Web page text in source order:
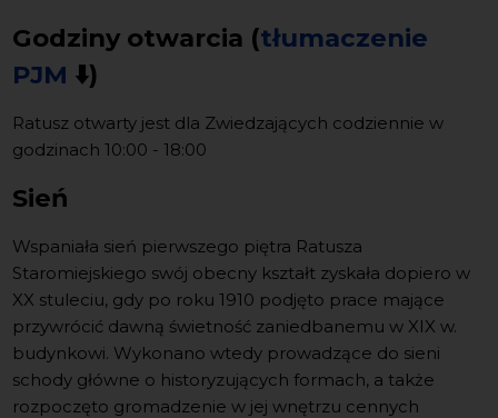
Godziny otwarcia (tłumaczenie
PJM ⬇️)
Ratusz otwarty jest dla Zwiedzających codziennie w
godzinach 10:00 - 18:00
Sień
Wspaniała sień pierwszego piętra Ratusza
Staromiejskiego swój obecny kształt zyskała dopiero w
XX stuleciu, gdy po roku 1910 podjęto prace mające
przywrócić dawną świetność zaniedbanemu w XIX w.
budynkowi. Wykonano wtedy prowadzące do sieni
schody główne o historyzujących formach, a także
rozpoczęto gromadzenie w jej wnętrzu cennych